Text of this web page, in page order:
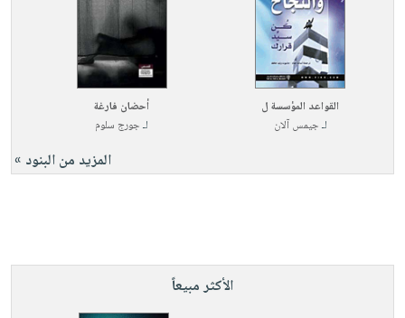
القواعد المؤسسة ل
لـجيمس آلان
أحضان فارغة
لـجورج سلوم
المزيد من البنود »
الأكثر مبيعاً